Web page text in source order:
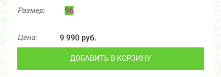
Размер: 96
Цена: 9 990 руб.
ДОБАВИТЬ В КОРЗИНУ